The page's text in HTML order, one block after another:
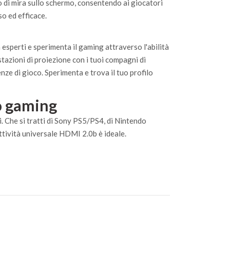
mira sullo schermo, consentendo ai giocatori
ed efficace.
e sperimenta il gaming attraverso l'abilità
di proiezione con i tuoi compagni di
di gioco. Sperimenta e trova il tuo profilo
gaming
si tratti di Sony PS5/PS4, di Nintendo
universale HDMI 2.0b è ideale.